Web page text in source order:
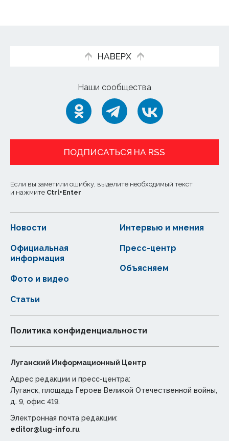
НАВЕРХ
Наши сообщества
ПОДПИСАТЬСЯ НА RSS
Если вы заметили ошибку, выделите необходимый текст
и нажмите Ctrl+Enter
Новости
Статьи
Официальная
информация
Интервью и мнения
Фото и видео
Пресс-центр
Объясняем
Политика конфиденциальности
Луганский Информационный Центр
Адрес редакции и пресс-центра:
Луганск, площадь Героев Великой Отечественной войны,
д. 9, офис 419.
Электронная почта редакции:
editor@lug-info.ru